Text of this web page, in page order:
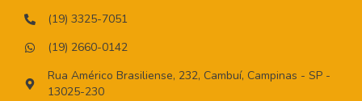
(19) 3325-7051
(19) 2660-0142
Rua Américo Brasiliense, 232, Cambuí, Campinas - SP -
13025-230